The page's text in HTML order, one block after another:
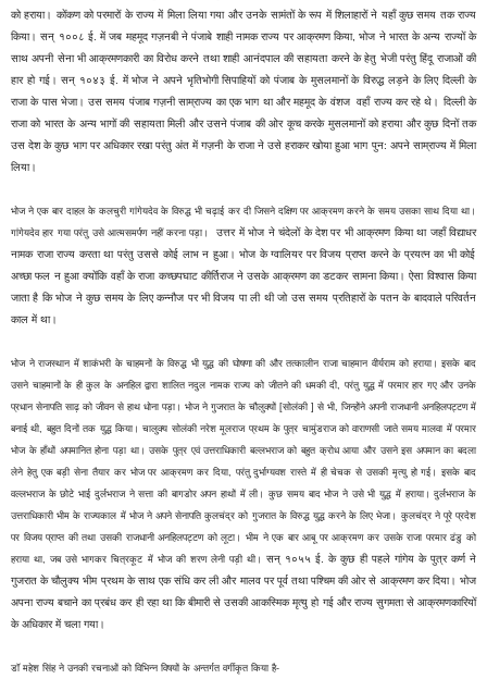
को हराया। कोंकण को परमारों के राज्य में मिला लिया गया और उनके सामंतों के रूप में शिलाहारों ने यहाँ कुछ समय तक राज्य
किया। सन् १००८ ई. में जब महमूद गज़नबी ने पंजाबे शाही नामक राज्य पर आक्रमण किया, भोज ने भारत के अन्य राज्यों के
साथ अपनी सेना भी आक्रमणकारी का विरोध करने तथा शाही आनंदपाल की सहायता करने के हेतु भेजी परंतु हिंदू राजाओं की
हार हो गई। सन् १०४३ ई. में भोज ने अपने भृतिभोगी सिपाहियों को पंजाब के मुसलमानों के विरुद्ध लड़ने के लिए दिल्ली के
राजा के पास भेजा। उस समय पंजाब गज़नी साम्राज्य का एक भाग था और महमूद के वंशज वहाँ राज्य कर रहे थे। दिल्ली के
राजा को भारत के अन्य भागों की सहायता मिली और उसने पंजाब की ओर कूच करके मुसलमानों को हराया और कुछ दिनों तक
उस देश के कुछ भाग पर अधिकार रखा परंतु अंत में गज़नी के राजा ने उसे हराकर खोया हुआ भाग पुन: अपने साम्राज्य में मिला
लिया।
भोज ने एक बार दाहल के कलचुरी गांगेयदेव के विरुद्ध भी चढ़ाई कर दी जिसने दक्षिण पर आक्रमण करने के समय उसका साथ दिया था।
गांगेयदेव हार गया परंतु उसे आत्मसमर्पण नहीं करना पड़ा।उत्तर में भोज नेचंदेलोंके देश पर भी आक्रमण किया था जहाँविद्याधर
नामक राजा राज्य करता था परंतु उससे कोई लाभ न हुआ। भोज के ग्वालियर पर विजय प्राप्त करने के प्रयत्न का भी कोई
अच्छा फल न हुआ क्योंकि वहाँ के राजा कच्छपघाट कीर्तिराज ने उसके आक्रमण का डटकर सामना किया। ऐसा विश्वास किया
जाता है कि भोज ने कुछ समय के लिए कन्नौज पर भी विजय पा ली थी जो उस समय प्रतिहारों के पतन के बादवाले परिवर्तन
काल में था।
भोज ने राजस्थान में शाकंभरी के चाहमनों के विरुद्ध भी युद्ध की घोषणा की और तत्कालीन राजा चाहमान वीर्यराम को हराया। इसके बाद
उसने चाहमानों के ही कुल के अनहिल द्वारा शालित नदुल नामक राज्य को जीतने की धमकी दी, परंतु युद्ध में परमार हार गए और उनके
प्रधान सेनापति साढ़ को जीवन से हाथ धोना पड़ा। भोज ने गुजरात के चौलुक्यों [सोलंकी ] से भी, जिन्होंने अपनी राजधानी अनहिलपट्टण में
बनाई थी, बहुत दिनों तक युद्ध किया। चालुक्य सोलंकी नरेश मूलराज प्रथम के पुत्र चामुंडराज को वाराणसी जाते समय मालवा में परमार
भोज के हाँथों अपमानित होना पड़ा था। उसके पुत्र एवं उत्तराधिकारी बल्लभराज को बहुत क्रोध आया और उसने इस अपमान का बदला
लेने हेतु एक बड़ी सेना तैयार कर भोज पर आक्रमण कर दिया, परंतु दुर्भाग्यवश रास्ते में ही चेचक से उसकी मृत्यु हो गई। इसके बाद
वल्लभराज के छोटे भाई दुर्लभराज ने सत्ता की बागडोर अपन हाथों में ली। कुछ समय बाद भोज ने उसे भी युद्ध में हराया। दुर्लभराज के
उत्तराधिकारी भीम के राज्यकाल में भोज ने अपने सेनापति कुलचंद्र को गुजरात के विरुद्ध युद्ध करने के लिए भेजा। कुलचंद्र ने पूरे प्रदेश
पर विजय प्राप्त की तथा उसकी राजधानी अनहिलपट्टण को लूटा। भीम ने एक बार आबू पर आक्रमण कर उसके राजा परमार ढंडु को
हराया था, जब उसे भागकर चित्रकूट में भोज की शरण लेनी पड़ी थी।सन् १०५५ ई. के कुछ ही पहले गांगेय के पुत्र कर्ण ने
गुजरात के चौलुक्य भीम प्रथम के साथ एक संधि कर ली और मालव पर पूर्व तथा पश्चिम की ओर से आक्रमण कर दिया। भोज
अपना राज्य बचाने का प्रबंध कर ही रहा था कि बीमारी से उसकी आकस्मिक मृत्यु हो गई और राज्य सुगमता से आक्रमणकारियों
के अधिकार में चला गया।
डॉ महेश सिंह ने उनकी रचनाओं को विभिन्न विषयों के अन्तर्गत वर्गीकृत किया है-